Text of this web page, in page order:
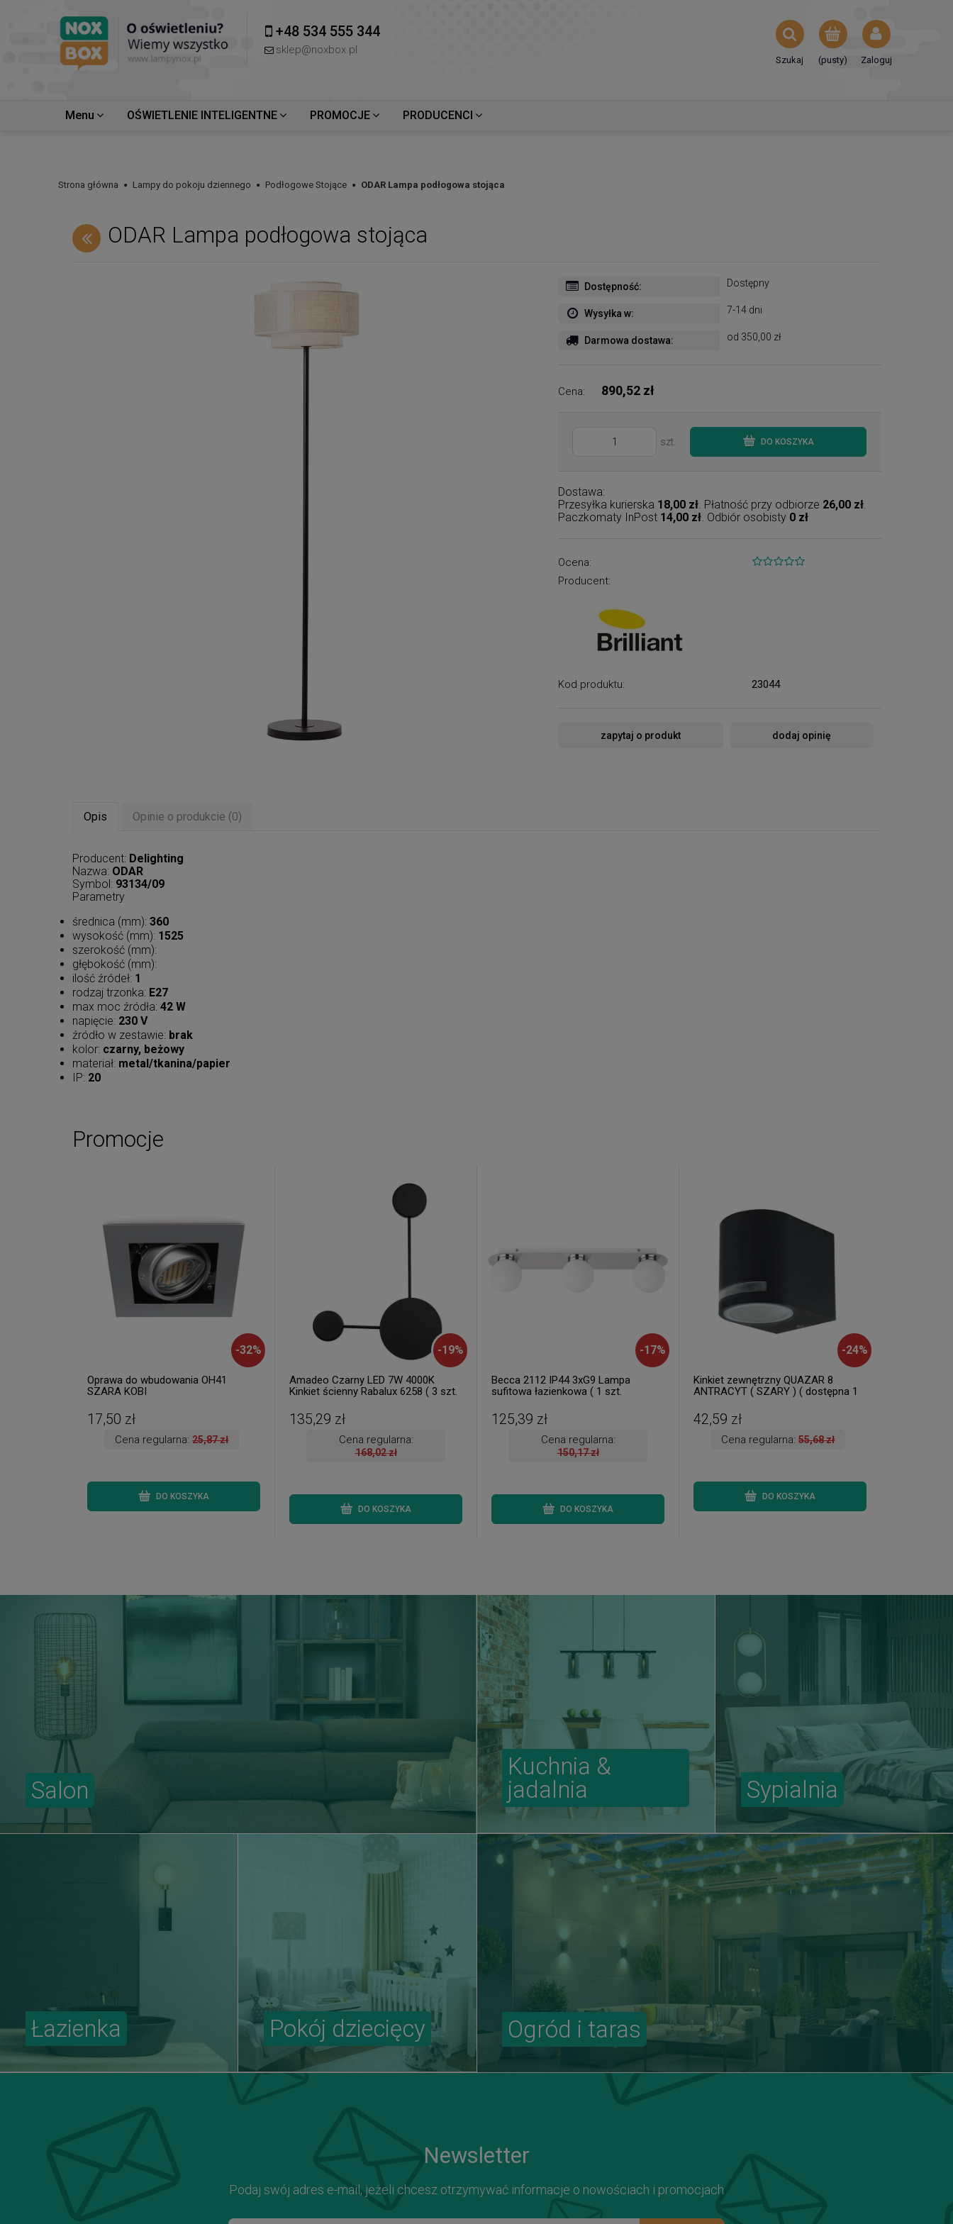
+48 534 555 344
sklep@noxbox.pl
(pusty) Zaloguj
Szukaj
Menu OŚWIETLENIE INTELIGENTNE PROMOCJE PRODUCENCI
Strona główna Lampy do pokoju dziennego Podłogowe Stojące ODAR Lampa podłogowa stojąca
ODAR Lampa podłogowa stojąca
Dostępność: Dostępny
Wysyłka w: 7-14 dni
Darmowa dostawa: od 350,00 zł
Cena: 890,52 zł
szt. DO KOSZYKA
Dostawa:
Przesyłka kurierska 18,00 zł. Płatność przy odbiorze 26,00 zł.
Paczkomaty InPost 14,00 zł. Odbiór osobisty 0 zł
Ocena:
Producent:
Kod produktu: 23044
zapytaj o produkt dodaj opinię
Opis Opinie o produkcie (0)
Producent: Delighting
Nazwa: ODAR
Symbol: 93134/09
Parametry
średnica (mm): 360
wysokość (mm): 1525
szerokość (mm):
głębokość (mm):
ilość źródeł: 1
rodzaj trzonka: E27
max moc źródła: 42 W
napięcie: 230 V
źródło w zestawie: brak
kolor: czarny, beżowy
materiał: metal/tkanina/papier
IP: 20
Promocje
-32%
Oprawa do wbudowania OH41
SZARA KOBI
17,50 zł
Cena regularna:25,87 zł
DO KOSZYKA
-19%
Amadeo Czarny LED 7W 4000K
Kinkiet ścienny Rabalux 6258 ( 3 szt.
135,29 zł
Cena regularna:
168,02 zł
DO KOSZYKA
-17%
Becca 2112 IP44 3xG9 Lampa
sufitowa łazienkowa ( 1 szt.
125,39 zł
Cena regularna:
150,17 zł
DO KOSZYKA
-24%
Kinkiet zewnętrzny QUAZAR 8
ANTRACYT ( SZARY ) ( dostępna 1
42,59 zł
Cena regularna:55,68 zł
DO KOSZYKA
Salon
Kuchnia &
jadalnia
Sypialnia
Ogród i taras
Łazienka Pokój dziecięcy
Newsletter
Podaj swój adres e-mail, jeżeli chcesz otrzymywać informacje o nowościach i promocjach